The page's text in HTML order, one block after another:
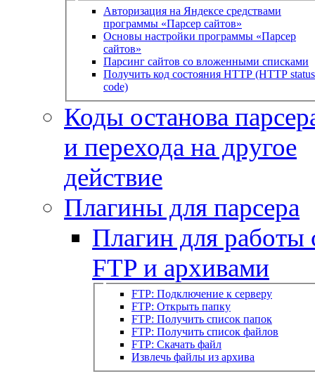
Авторизация на Яндексе средствами
программы «Парсер сайтов»
Основы настройки программы «Парсер
сайтов»
Парсинг сайтов со вложенными списками
Получить код состояния HTTP (HTTP status
code)
Коды останова
и перехода на другое
действие
Плагины для парсера
Плагин для работы
FTP и архивами
FTP: Подключение к серверу
FTP: Открыть папку
FTP: Получить список папок
FTP: Получить список файлов
FTP: Скачать файл
Извлечь файлы из архива